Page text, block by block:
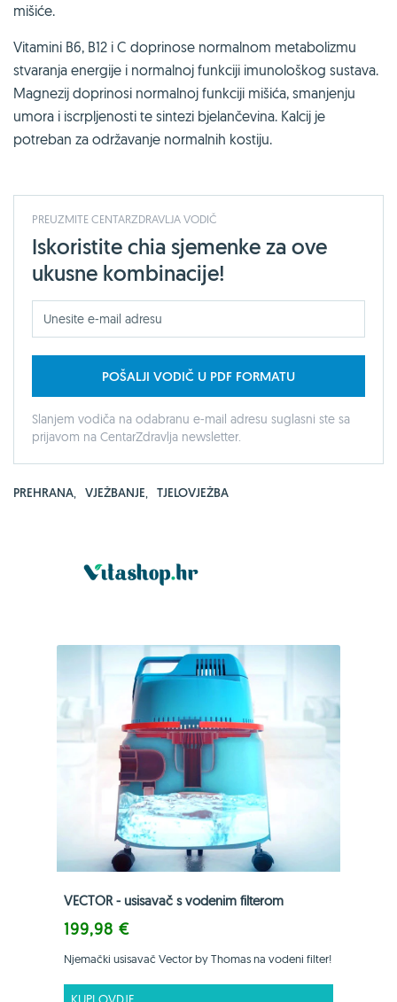
mišiće.
Vitamini B6, B12 i C doprinose normalnom metabolizmu
stvaranja energije i normalnoj funkciji imunološkog sustava.
Magnezij doprinosi normalnoj funkciji mišića, smanjenju
umora i iscrpljenosti te sintezi bjelančevina. Kalcij je
potreban za održavanje normalnih kostiju.
PREUZMITE CENTARZDRAVLJA VODIČ
Iskoristite chia sjemenke za ove
ukusne kombinacije!
POŠALJI VODIČ U PDF FORMATU
Slanjem vodiča na odabranu e-mail adresu suglasni ste sa
prijavom na CentarZdravlja newsletter.
PREHRANA, VJEŽBANJE, TJELOVJEŽBA
VECTOR - usisavač s vodenim filterom
199,98 €
Njemački usisavač Vector by Thomas na vodeni filter!